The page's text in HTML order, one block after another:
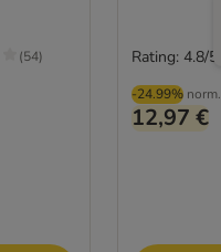
(54)
-24.99% norm.
12,97 €
Rating: 4.8/5